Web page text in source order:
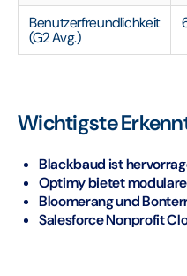
Benutzerfreundlichkeit
(G2 Avg.)
Wichtigste
Blackbaud ist
Optimy bietet modulare
Bloomerang und
Salesforce Nonprofit